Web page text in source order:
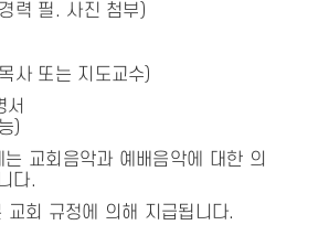
력 필. 사진 첨부)
사 또는 지도교수)
서
)
교회음악과 예배음악에 대한 의
다.
회 규정에 의해 지급됩니다.